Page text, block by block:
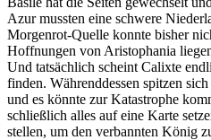
Azur mussten eine schwere
Morgenrot-Quelle konnte bisher
Hoffnungen von Aristophania
Und tatsächlich scheint Calixte
finden. Währenddessen spitzen
und es könnte zur Katastrophe
schließlich alles auf eine Karte
stellen, um den verbannten König